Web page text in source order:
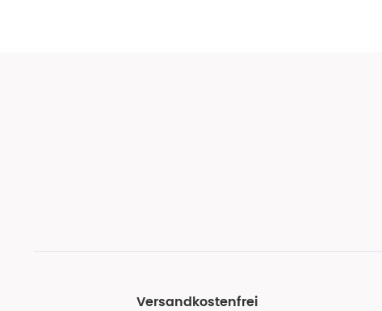
Versandkostenfrei